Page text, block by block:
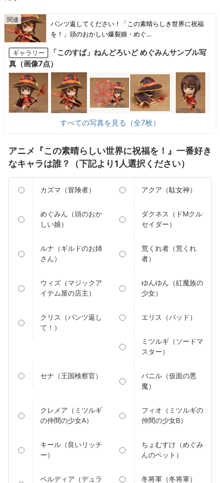
パンツ返してください！「この素晴らしき世界に祝福
を！」頭のおかしい爆裂娘・めぐ…
ギャラリー
「このすば」ねんどろいど めぐみんサンプル写
真（画像7点）
すべての写真を見る（全7枚）